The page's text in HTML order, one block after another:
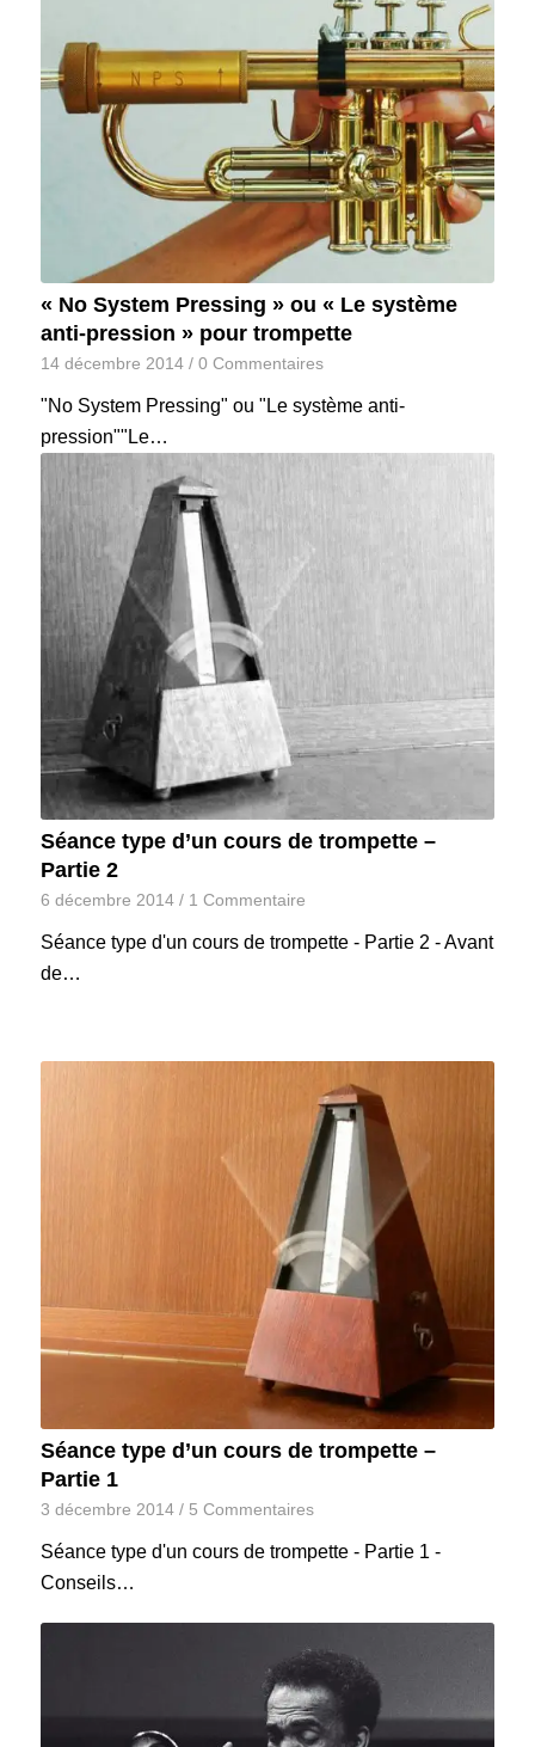
« No System Pressing » ou « Le système
anti-pression » pour trompette
14 décembre 2014 / 0 Commentaires
"No System Pressing" ou "Le système anti-
pression""Le…
Séance type d’un cours de trompette –
Partie 2
6 décembre 2014 / 1 Commentaire
Séance type d'un cours de trompette - Partie 2 - Avant
de…
Séance type d’un cours de trompette –
Partie 1
3 décembre 2014 / 5 Commentaires
Séance type d'un cours de trompette - Partie 1 -
Conseils…